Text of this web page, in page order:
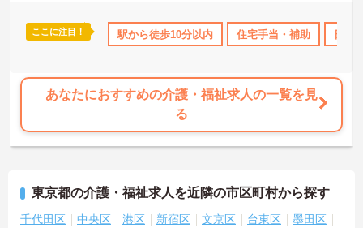
託児所・育児補助 日勤のみ 年間休日110日以上 研修制度あ
ここに注目！ 駅から徒歩10分以内 住宅手当・補助 日勤
あなたにおすすめの介護・福祉求人の一覧を見
る
東京都の介護・福祉求人を近隣の市区町村から探す
千代田区 中央区 港区 新宿区 文京区 台東区
墨田区